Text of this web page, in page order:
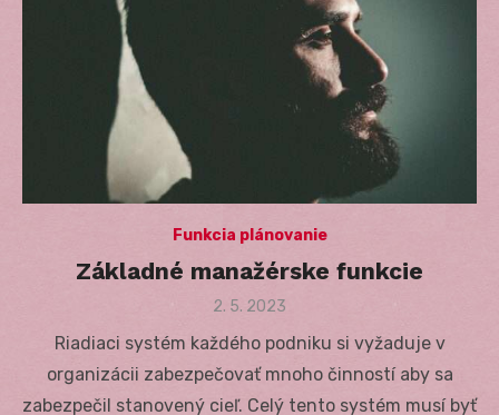
Funkcia plánovanie
Základné manažérske funkcie
Posted
2. 5. 2023
Riadiaci systém každého podniku si vyžaduje v
organizácii zabezpečovať mnoho činností aby sa
zabezpečil stanovený cieľ. Celý tento systém musí byť